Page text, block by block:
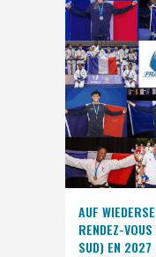
AUF
RENDEZ-
SUD) EN 2027